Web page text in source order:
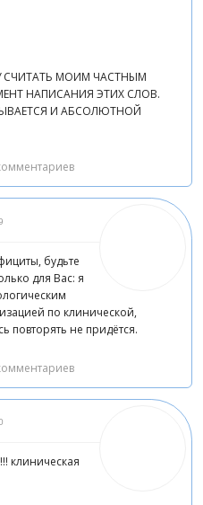
МОИМ ЧАСТНЫМ
НАПИСАНИЯ ЭТИХ СЛОВ.
И АБСОЛЮТНОЙ
будьте
для Вас: я
по клинической,
повторять не придётся.
клиническая